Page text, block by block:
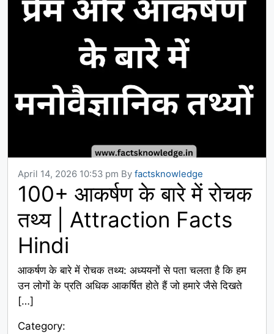
April 14, 2026 10:53 pm By factsknowledge
100+ आकर्षण के बारे में रोचक
तथ्य | Attraction Facts
Hindi
आकर्षण के बारे में रोचक तथ्य: अध्ययनों से पता चलता है कि हम
उन लोगों के प्रति अधिक आकर्षित होते हैं जो हमारे जैसे दिखते
[…]
Category: